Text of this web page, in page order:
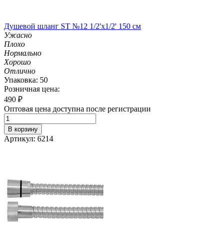
Душевой шланг ST №12 1/2'х1/2' 150 см
Ужасно
Плохо
Нормально
Хорошо
Отлично
Упаковка: 50
Розничная цена:
490 ₽
Оптовая цена доступна после регистрации
В корзину
Артикул: 6214